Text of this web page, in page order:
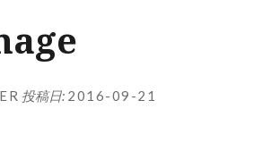
投稿日: 2016-09-21